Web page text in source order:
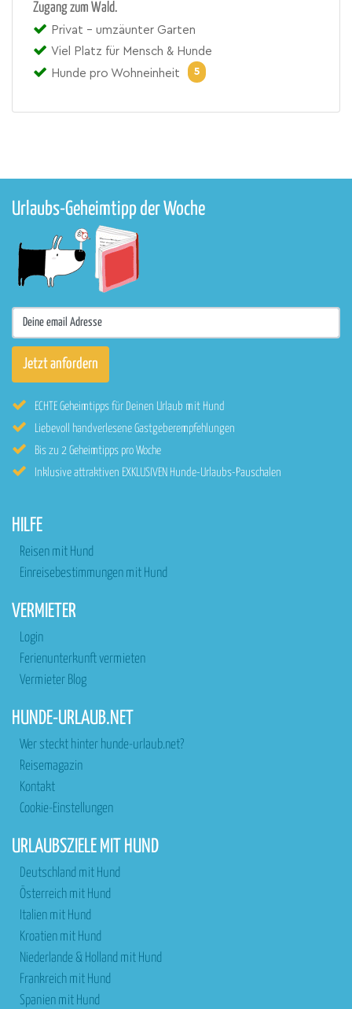
Zugang zum Wald.
Privat - umzäunter Garten
Viel Platz für Mensch & Hunde
Hunde pro Wohneinheit
5
Urlaubs-Geheimtipp der Woche
ECHTE Geheimtipps für Deinen Urlaub mit Hund
Liebevoll handverlesene Gastgeberempfehlungen
Bis zu 2 Geheimtipps pro Woche
Inklusive attraktiven EXKLUSIVEN Hunde-Urlaubs-Pauschalen
HILFE
Reisen mit Hund
Einreisebestimmungen mit Hund
VERMIETER
Login
Ferienunterkunft vermieten
Vermieter Blog
HUNDE-URLAUB.NET
Wer steckt hinter hunde-urlaub.net?
Reisemagazin
Kontakt
Cookie-Einstellungen
URLAUBSZIELE MIT HUND
Deutschland mit Hund
Österreich mit Hund
Italien mit Hund
Kroatien mit Hund
Niederlande & Holland mit Hund
Frankreich mit Hund
Spanien mit Hund